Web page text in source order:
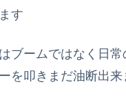
す
ブームではなく日
を叩きまだ油断出